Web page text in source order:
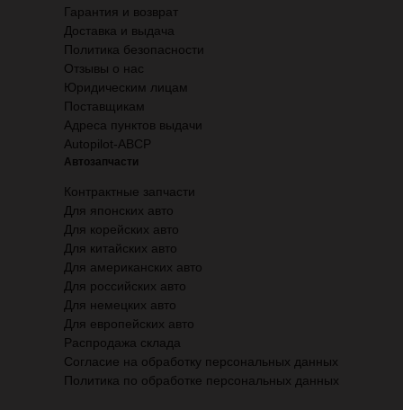
Гарантия и возврат
Доставка и выдача
Политика безопасности
Отзывы о нас
Юридическим лицам
Поставщикам
Адреса пунктов выдачи
Autopilot-ABCP
Автозапчасти
Контрактные запчасти
Для японских авто
Для корейских авто
Для китайских авто
Для американских авто
Для российских авто
Для немецких авто
Для европейских авто
Распродажа склада
Согласие на обработку персональных данных
Политика по обработке персональных данных